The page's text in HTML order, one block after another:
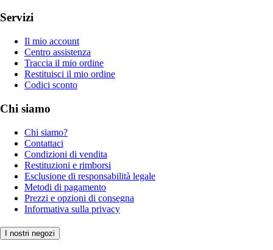
Servizi
Il mio account
Centro assistenza
Traccia il mio ordine
Restituisci il mio ordine
Codici sconto
Chi siamo
Chi siamo?
Contattaci
Condizioni di vendita
Restituzioni e rimborsi
Esclusione di responsabilità legale
Metodi di pagamento
Prezzi e opzioni di consegna
Informativa sulla privacy
I nostri negozi